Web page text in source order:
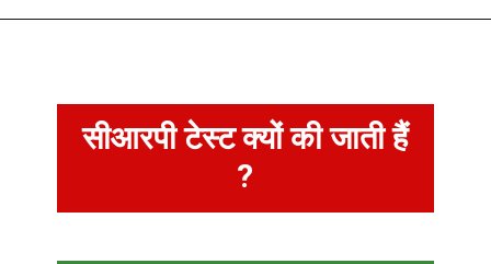
सीआरपी टेस्ट क्यों की जाती हैं
?